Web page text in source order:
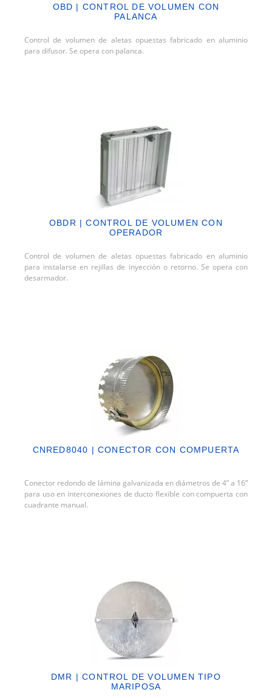
OBD | CONTROL DE VOLUMEN CON
PALANCA
Control de volumen de aletas opuestas fabricado en aluminio
para difusor. Se opera con palanca.
OBDR | CONTROL DE VOLUMEN CON
OPERADOR
Control de volumen de aletas opuestas fabricado en aluminio
para instalarse en rejillas de inyección o retorno. Se opera con
desarmador.
CNRED8040 | CONECTOR CON COMPUERTA
Conector redondo de lámina galvanizada en diámetros de 4” a 16”
para uso en interconexiones de ducto flexible con compuerta con
cuadrante manual.
DMR | CONTROL DE VOLUMEN TIPO
MARIPOSA